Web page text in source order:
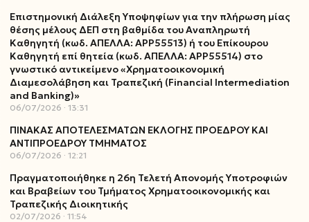
Επιστημονική Διάλεξη Υποψηφίων για την πλήρωση μίας
θέσης μέλους ΔΕΠ στη βαθμίδα του Αναπληρωτή
Καθηγητή (κωδ. ΑΠΕΛΛΑ: ΑΡΡ55513) ή του Επίκουρου
Καθηγητή επί θητεία (κωδ. ΑΠΕΛΛΑ: ΑΡΡ55514) στο
γνωστικό αντικείμενο «Χρηματοοικονομική
Διαμεσολάβηση και Τραπεζική (Financial Intermediation
and Banking)»
06/07/2026 13:31
ΠΙΝΑΚΑΣ ΑΠΟΤΕΛΕΣΜΑΤΩΝ ΕΚΛΟΓΗΣ ΠΡΟΕΔΡΟΥ ΚΑΙ
ΑΝΤΙΠΡΟΕΔΡΟΥ ΤΜΗΜΑΤΟΣ
06/07/2026 12:21
Πραγματοποιήθηκε η 26η Τελετή Απονομής Υποτροφιών
και Βραβείων του Τμήματος Χρηματοοικονομικής και
Τραπεζικής Διοικητικής
02/07/2026 11:54